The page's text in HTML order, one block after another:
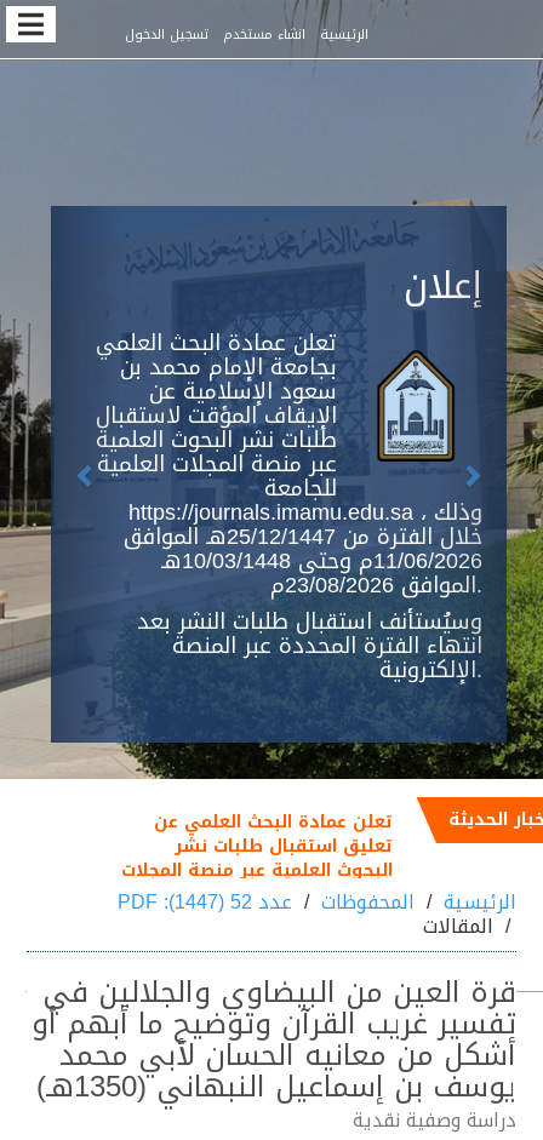
Quick
jump
to
page
content
Navigation
Main
الرئيسية انشاء مستخدم تسجيل الدخول
إعلان
تعلن عمادة البحث العلمي
بجامعة الإمام محمد بن
سعود الإسلامية عن
الإيقاف المؤقت لاستقبال
طلبات نشر البحوث العلمية
عبر منصة المجلات العلمية
للجامعة
https://journals.imamu.edu.sa ، وذلك
خلال الفترة من 25/12/1447هـ الموافق
11/06/2026م وحتى 10/03/1448هـ
الموافق 23/08/2026م.
وسيُستأنف استقبال طلبات النشر بعد
انتهاء الفترة المحددة عبر المنصة
الإلكترونية.
Next
الحديثة تعلن عمادة البحث العلمي عن
تعليق استقبال طلبات نشر
البحوث العلمية عبر منصة المجلات
العلمية خلال الفترة من
25/12/1447هـ الموافق
11/06/2026م إلى 10/03/1448هـ
الرئيسية المحفوظات عدد 52 (1447): PDF
المقالات
قرة العين من البيضاوي والجلالين في
تفسير غريب القرآن وتوضيح ما أبهم أو
أشكل من معانيه الحسان لأبي محمد
يوسف بن إسماعيل النبهاني (1350هـ)
دراسة وصفية نقدية